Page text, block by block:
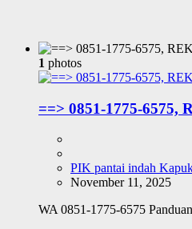
1 photos
==> 0851-1775-
PIK pantai indah
November 11, 2025
WA 0851-1775-6575